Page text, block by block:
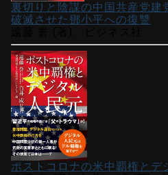
裏切りと陰謀の中国共産党建
破滅させた鄧小平への復讐
ポストコロナの米中覇権とデ